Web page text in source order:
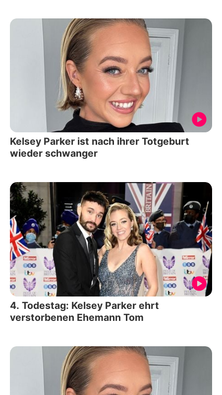
Kelsey Parker ist nach ihrer Totgeburt
wieder schwanger
4. Todestag: Kelsey Parker ehrt
verstorbenen Ehemann Tom